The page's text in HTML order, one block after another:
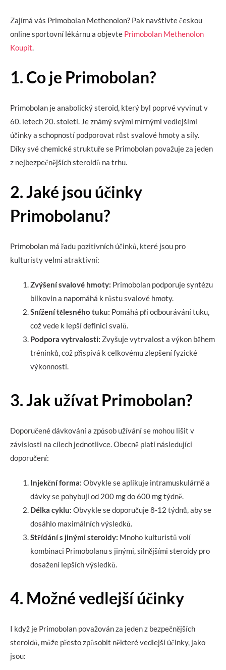
Zajímá vás Primobolan Methenolon? Pak navštivte českou
online sportovní lékárnu a objevte Primobolan Methenolon
Koupit
1. Co je Primobolan?
Primobolan je anabolický steroid, který byl poprvé vyvinut v
60. letech 20. století. Je známý svými mírnými vedlejšími
účinky a schopností podporovat růst svalové hmoty a síly.
Díky své chemické struktuře se Primobolan považuje za jeden
z nejbezpečnějších steroidů na trhu.
2. Jaké jsou účinky
Primobolanu?
Primobolan má řadu pozitivních účinků, které jsou pro
kulturisty velmi atraktivní:
Zvýšení svalové hmoty: Primobolan podporuje syntézu
bílkovin a napomáhá k růstu svalové hmoty.
Snížení tělesného tuku: Pomáhá při odbourávání tuku,
což vede k lepší definici svalů.
Podpora vytrvalosti: Zvyšuje vytrvalost a výkon během
tréninků, což přispívá k celkovému zlepšení fyzické
výkonnosti.
3. Jak užívat Primobolan?
Doporučené dávkování a způsob užívání se mohou lišit v
závislosti na cílech jednotlivce. Obecně platí následující
doporučení:
Injekční forma: Obvykle se aplikuje intramuskulárně a
dávky se pohybují od 200 mg do 600 mg týdně.
Délka cyklu: Obvykle se doporučuje 8-12 týdnů, aby se
dosáhlo maximálních výsledků.
Střídání s jinými steroidy: Mnoho kulturistů volí
kombinaci Primobolanu s jinými, silnějšími steroidy pro
dosažení lepších výsledků.
4. Možné vedlejší účinky
I když je Primobolan považován za jeden z bezpečnějších
steroidů, může přesto způsobit některé vedlejší účinky, jako
jsou: